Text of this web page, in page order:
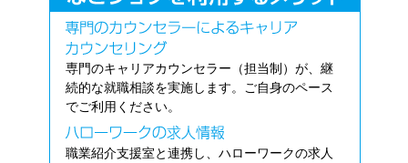
専門のキャリアカウンセラー（担当制）が、継
続的な就職相談を実施します。ご自身のペース
でご利用ください。
職業紹介支援室と連携し、ハローワークの求人